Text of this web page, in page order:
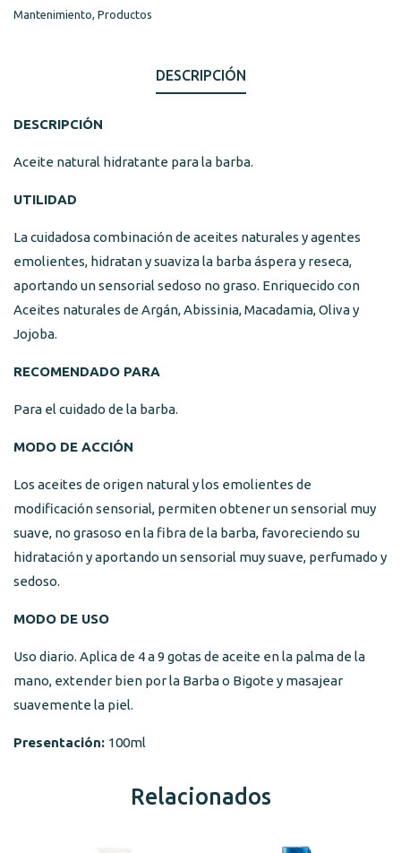
Mantenimiento, Productos
DESCRIPCIÓN
DESCRIPCIÓN
Aceite natural hidratante para la barba.
UTILIDAD
La cuidadosa combinación de aceites naturales y agentes
emolientes, hidratan y suaviza la barba áspera y reseca,
aportando un sensorial sedoso no graso. Enriquecido con
Aceites naturales de Argán, Abissinia, Macadamia, Oliva y
Jojoba.
RECOMENDADO PARA
Para el cuidado de la barba.
MODO DE ACCIÓN
Los aceites de origen natural y los emolientes de
modificación sensorial, permiten obtener un sensorial muy
suave, no grasoso en la fibra de la barba, favoreciendo su
hidratación y aportando un sensorial muy suave, perfumado y
sedoso.
MODO DE USO
Uso diario. Aplica de 4 a 9 gotas de aceite en la palma de la
mano, extender bien por la Barba o Bigote y masajear
suavemente la piel.
Presentación: 100ml
Relacionados